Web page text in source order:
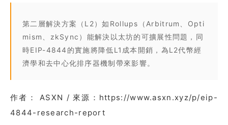
第二層解決方案（L2）如Rollups（Arbitrum、Opti
mism、zkSync）能解決以太坊的可擴展性問題，同
時EIP-4844的實施將降低L1成本開銷，為L2代幣經
濟學和去中心化排序器機制帶來影響。
作者： ASXN / 來源：https://www.asxn.xyz/p/eip-
4844-research-report